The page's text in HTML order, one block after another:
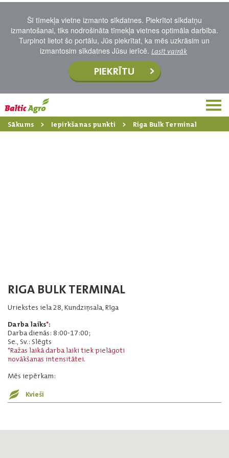
Šī tīmekļa vietne izmanto sīkdatnes. Piekrītot sīkdatņu
izmantošanai, tiks nodrošināta tīmekļa vietnes optimāla darbība.
Turpinot lietot šo portālu, Jūs piekrītat, ka mēs uzkrāsim un
izmantosim sīkdatnes Jūsu ierīcē. Lasīt vairāk
PIEKRĪTU
Sākums Iepirkšanas punkti Riga Bulk Terminal
RIGA BULK TERMINAL
Uriekstes iela 28, Kundziņsala, Rīga
Darba laiks*:
Darba dienās: 8:00-17:00;
Se., Sv.: Slēgts
*Ražas laikā darba laiki tiek pielāgoti
novākšanas intensitātei.
Mēs iepērkam:
Kvieši